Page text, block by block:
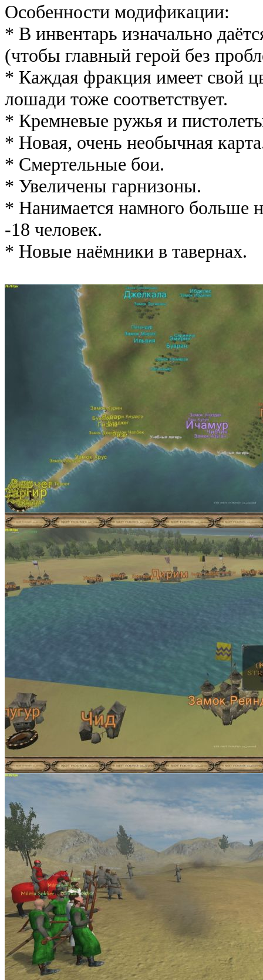
Особенности модификации:
* В инвентарь изначально
(чтобы главный герой без
* Каждая фракция имеет свой
лошади тоже соответствует.
* Кремневые ружья и
* Новая, очень необычная
* Смертельные бои.
* Увеличены гарнизоны.
* Нанимается намного больше
-18 человек.
* Новые наёмники в тавернах.